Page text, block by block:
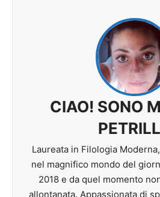
CIAO! SONO
Laureata in Filologia
nel magnifico mondo del
2018 e da quel momento
allontanata. Appassionata di